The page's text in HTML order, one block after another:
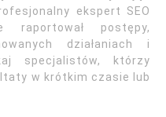
ekspert SEO
raportował postępy,
działaniach i
specjalistów, którzy
w krótkim czasie lub